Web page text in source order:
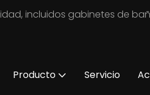
incluidos gabinetes de
Producto Servicio